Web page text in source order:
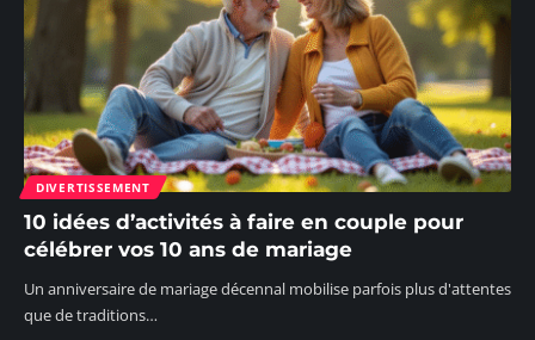
DIVERTISSEMENT
10 idées d’activités à faire en couple pour
célébrer vos 10 ans de mariage
Un anniversaire de mariage décennal mobilise parfois plus d'attentes
que de traditions…